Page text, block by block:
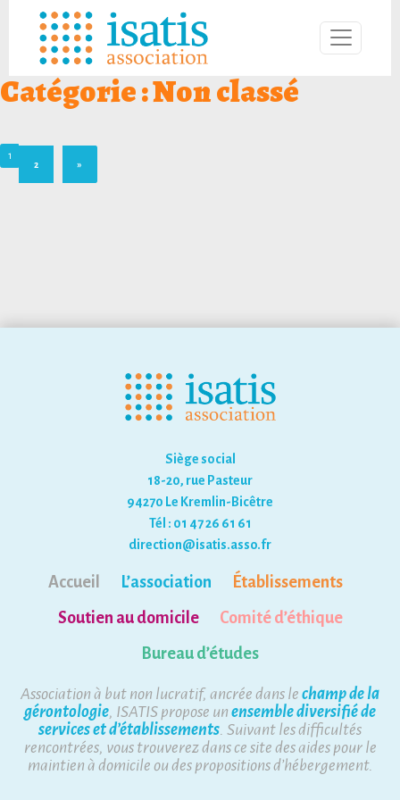
Catégorie :Non classé
1
2
»
Siège social
18-20, rue Pasteur
94270 Le Kremlin-Bicêtre
Tél : 01 47 26 61 61
direction@isatis.asso.fr
Accueil L’association
Établissements
Soutien au domicile
Comité d’éthique
Bureau d’études
Association à but non lucratif, ancrée dans le champ de la
gérontologie, ISATIS propose un ensemble diversifié de
services et d’établissements. Suivant les difficultés
rencontrées, vous trouverez dans ce site des aides pour le
maintien à domicile ou des propositions d’hébergement.